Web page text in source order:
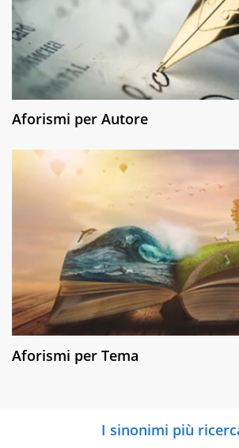
Aforismi per Autore
Aforismi per Tema
I sinonimi più